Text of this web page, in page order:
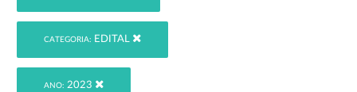
CATEGORIA: EDITAL
ANO: 2023